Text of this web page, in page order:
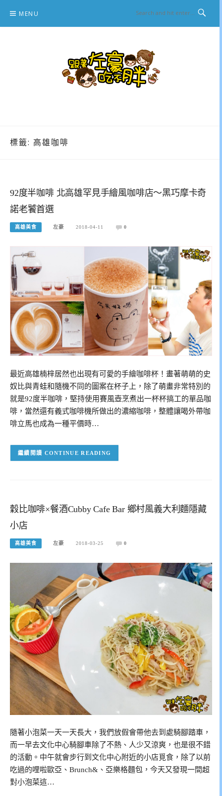
content
MENU
標籤: 高雄咖啡
92度半咖啡 北高雄罕見手繪風咖啡店～黑巧摩卡奇
諾老饕首選
高雄美食 左豪 2018-04-11 0
最近高雄楠梓居然也出現有可愛的手繪咖啡杯！畫著萌萌的史
奴比與青蛙和隨機不同的圖案在杯子上，除了萌畫非常特別的
就是92度半咖啡，堅持使用賽風壺烹煮出一杯杯搞工的單品咖
啡，當然還有義式咖啡機所做出的濃縮咖啡，整體讓喝外帶咖
啡立馬也成為一種平價時…
CONTINUE READING
穀比咖啡×餐酒Cubby Cafe Bar 鄉村風義大利麵隱藏
小店
高雄美食 左豪 2018-03-25 0
隨著小泡菜一天一天長大，我們放假會帶他去到處騎腳踏車，
而一早去文化中心騎腳車除了不熱、人少又涼爽，也是很不錯
的活動。中午就會步行到文化中心附近的小店覓食，除了以前
吃過的哩啦歐亞、Brunch&、亞樂格麵包，今天又發現一間超
對小泡菜這…